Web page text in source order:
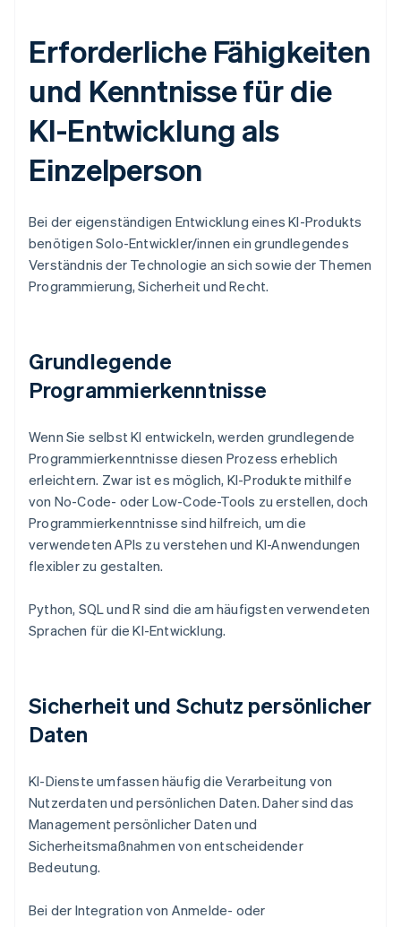
Erforderliche Fähigkeiten
und Kenntnisse für die
KI-Entwicklung als
Einzelperson
Bei der eigenständigen Entwicklung eines KI-Produkts
benötigen Solo-Entwickler/innen ein grundlegendes
Verständnis der Technologie an sich sowie der Themen
Programmierung, Sicherheit und Recht.
Grundlegende
Programmierkenntnisse
Wenn Sie selbst KI entwickeln, werden grundlegende
Programmierkenntnisse diesen Prozess erheblich
erleichtern. Zwar ist es möglich, KI-Produkte mithilfe
von No-Code- oder Low-Code-Tools zu erstellen, doch
Programmierkenntnisse sind hilfreich, um die
verwendeten APIs zu verstehen und KI-Anwendungen
flexibler zu gestalten.
Python, SQL und R sind die am häufigsten verwendeten
Sprachen für die KI-Entwicklung.
Sicherheit und Schutz persönlicher
Daten
KI-Dienste umfassen häufig die Verarbeitung von
Nutzerdaten und persönlichen Daten. Daher sind das
Management persönlicher Daten und
Sicherheitsmaßnahmen von entscheidender
Bedeutung.
Bei der Integration von Anmelde- oder